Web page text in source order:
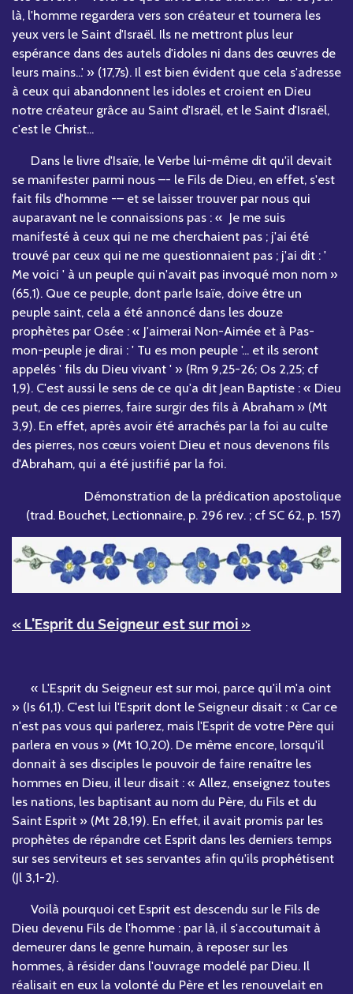
là, l'homme regardera vers son créateur et tournera les
yeux vers le Saint d'Israël. Ils ne mettront plus leur
espérance dans des autels d'idoles ni dans des œuvres de
leurs mains...' » (17,7s). Il est bien évident que cela s'adresse
à ceux qui abandonnent les idoles et croient en Dieu
notre créateur grâce au Saint d'Israël, et le Saint d'Israël,
c'est le Christ...
Dans le livre d'Isaïe, le Verbe lui-même dit qu'il devait
se manifester parmi nous –- le Fils de Dieu, en effet, s'est
fait fils d'homme -– et se laisser trouver par nous qui
auparavant ne le connaissions pas : « Je me suis
manifesté à ceux qui ne me cherchaient pas ; j'ai été
trouvé par ceux qui ne me questionnaient pas ; j'ai dit : '
Me voici ' à un peuple qui n'avait pas invoqué mon nom »
(65,1). Que ce peuple, dont parle Isaïe, doive être un
peuple saint, cela a été annoncé dans les douze
prophètes par Osée : « J'aimerai Non-Aimée et à Pas-
mon-peuple je dirai : ' Tu es mon peuple '... et ils seront
appelés ' fils du Dieu vivant ' » (Rm 9,25-26; Os 2,25; cf
1,9). C'est aussi le sens de ce qu'a dit Jean Baptiste : « Dieu
peut, de ces pierres, faire surgir des fils à Abraham » (Mt
3,9). En effet, après avoir été arrachés par la foi au culte
des pierres, nos cœurs voient Dieu et nous devenons fils
d'Abraham, qui a été justifié par la foi.
Démonstration de la prédication apostolique
(trad. Bouchet, Lectionnaire, p. 296 rev. ; cf SC 62, p. 157)
« L'Esprit du Seigneur est sur moi »
« L'Esprit du Seigneur est sur moi, parce qu'il m'a oint
» (Is 61,1). C'est lui l'Esprit dont le Seigneur disait : « Car ce
n'est pas vous qui parlerez, mais l'Esprit de votre Père qui
parlera en vous » (Mt 10,20). De même encore, lorsqu'il
donnait à ses disciples le pouvoir de faire renaître les
hommes en Dieu, il leur disait : « Allez, enseignez toutes
les nations, les baptisant au nom du Père, du Fils et du
Saint Esprit » (Mt 28,19). En effet, il avait promis par les
prophètes de répandre cet Esprit dans les derniers temps
sur ses serviteurs et ses servantes afin qu'ils prophétisent
(Jl 3,1-2).
Voilà pourquoi cet Esprit est descendu sur le Fils de
Dieu devenu Fils de l'homme : par là, il s'accoutumait à
demeurer dans le genre humain, à reposer sur les
hommes, à résider dans l'ouvrage modelé par Dieu. Il
réalisait en eux la volonté du Père et les renouvelait en